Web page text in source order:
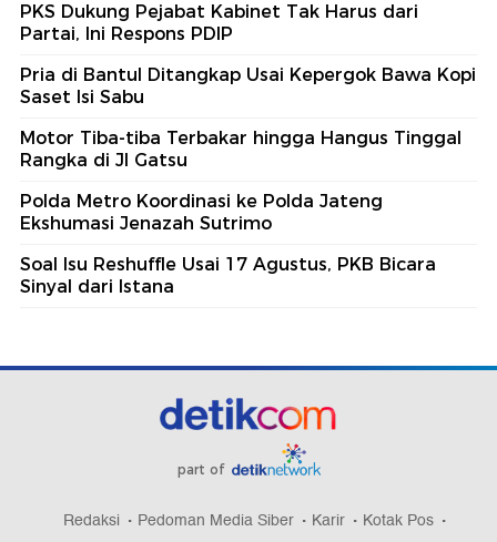
PKS Dukung Pejabat Kabinet Tak Harus dari
Partai, Ini Respons PDIP
Pria di Bantul Ditangkap Usai Kepergok Bawa Kopi
Saset Isi Sabu
Motor Tiba-tiba Terbakar hingga Hangus Tinggal
Rangka di Jl Gatsu
Polda Metro Koordinasi ke Polda Jateng
Ekshumasi Jenazah Sutrimo
Soal Isu Reshuffle Usai 17 Agustus, PKB Bicara
Sinyal dari Istana
part of
Redaksi Pedoman Media Siber Karir
Kotak Pos